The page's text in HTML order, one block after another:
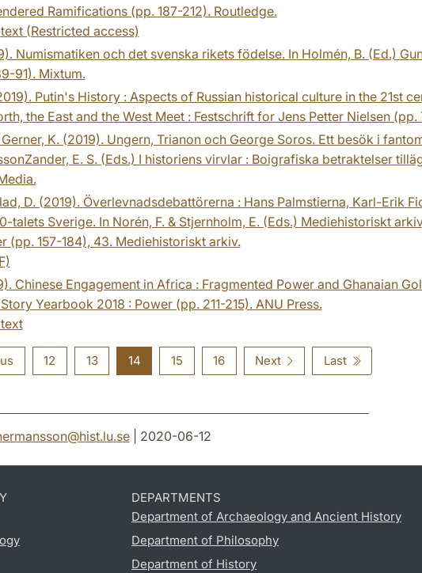
Ramifications (pp. 187-212). Routledge.
(Restricted access)
Numismatiken och det svenska rikets födelse. In Holmén, B. (Ed.)
91). Mixtum.
Putin's History : Aspects of Russian historical culture in the 21st
the East and the West Meet : Festschrift for Jens Petter Nielsen
K. (2019). Ungern, Trianon och George Soros. Ett besök i
E. S. (Eds.) I historiens virvlar : Boigrafiska betraktelser
D. (2019). Överlevnadsdebattörerna : Hans Palmstierna, Karl-Erik
talets Sverige. In Norén, F. & Stjernholm, E. (Eds.) Mediehistoriskt
(pp. 157-184), 43. Mediehistoriskt arkiv.
Chinese Engagement in Africa : Fragmented Power and Ghanaian
Yearbook 2018 : Power (pp. 211-215). ANU Press.
12 13 14 15 16 Next Last
@hist.lu.se| 2020-06-12
DEPARTMENTS
Department of Archaeology and Ancient History
Department of Philosophy
Department of History